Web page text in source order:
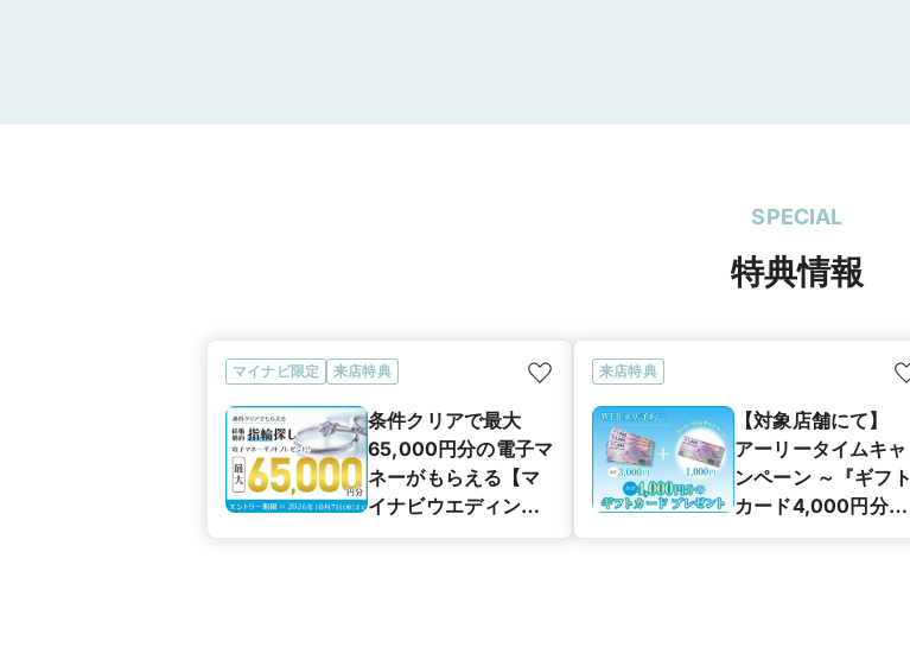
SPECIAL
特典情報
マイナビ限定 来店特典
条件クリアで最大
65,000円分の電子マ
ネーがもらえる【マ
イナビウエディング
来店特典
【対象店舗にて】
アーリータイムキャ
ンペーン ～『ギフト
カード4,000円分』